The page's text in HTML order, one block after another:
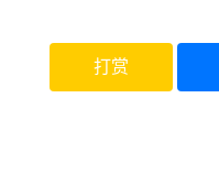
散)6核12线程
AMD版
打赏